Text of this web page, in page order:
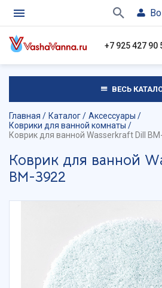
+7 925 427 90
ВЕСЬ
Главная Каталог
Аксессуары
Коврики для ванной комнаты
Коврик для ванной Wasserkraft Dill
Коврик для ванной
BM-3922